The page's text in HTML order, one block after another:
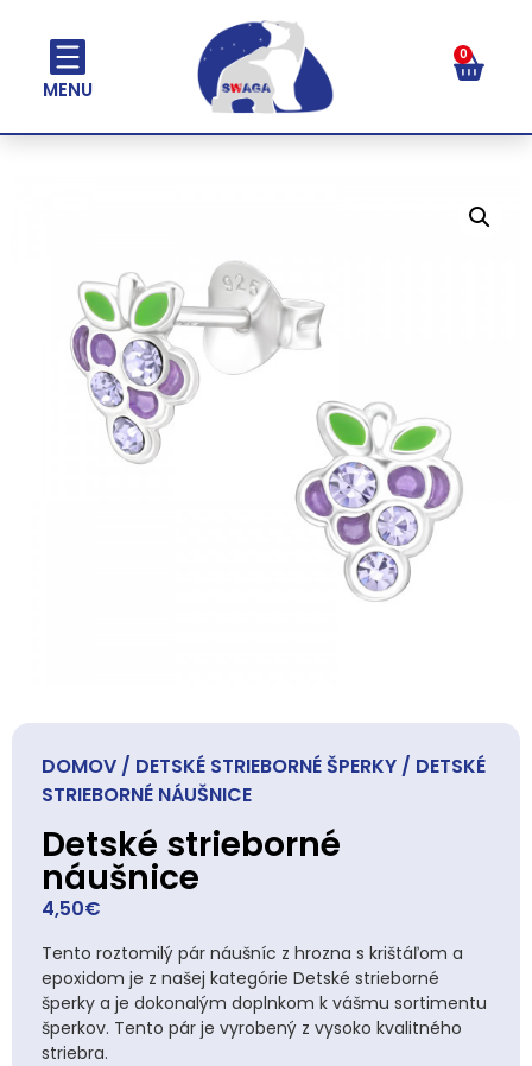
MENU
0
DOMOV / DETSKÉ STRIEBORNÉ ŠPERKY / DETSKÉ
STRIEBORNÉ NÁUŠNICE
Detské strieborné
náušnice
4,50€
Tento roztomilý pár náušníc z hrozna s krištáľom a
epoxidom je z našej kategórie Detské strieborné
šperky a je dokonalým doplnkom k vášmu sortimentu
šperkov. Tento pár je vyrobený z vysoko kvalitného
striebra.